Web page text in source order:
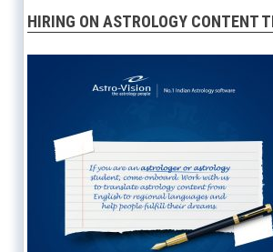
HIRING ON ASTROLOGY CONTENT